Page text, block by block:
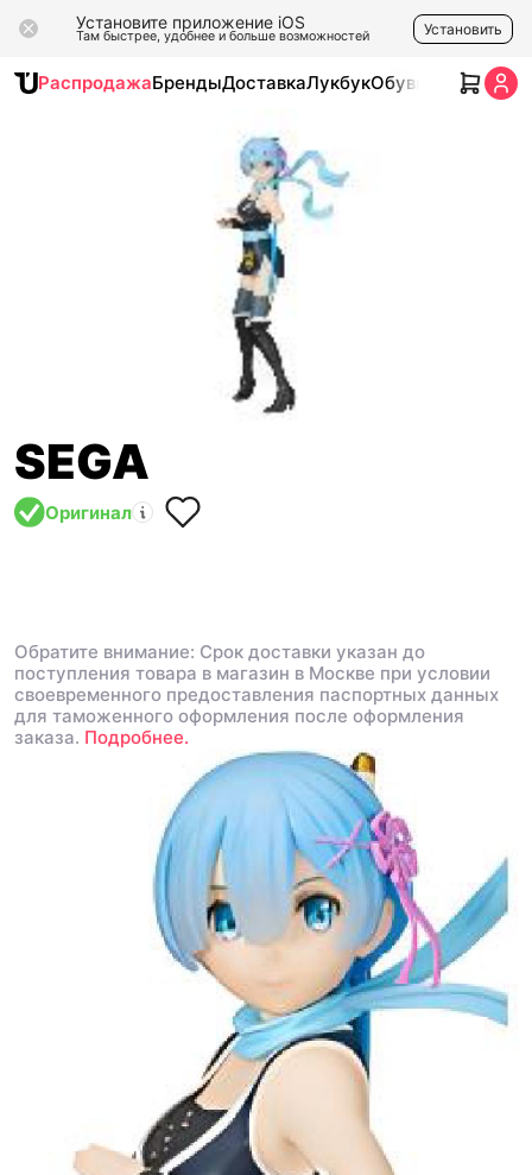
Установите приложение iOS
Там быстрее, удобнее и больше возможностей Установить
РаспродажаБрендыДоставкаЛукбукОбувь Одежда
SEGA
Оригинал
Обратите внимание: Срок доставки указан до
поступления товара в магазин в Москве при условии
своевременного предоставления паспортных данных
для таможенного оформления после оформления
заказа. Подробнее.